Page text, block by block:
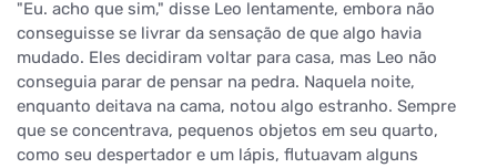
"Eu. acho que sim," disse Leo lentamente, embora não
conseguisse se livrar da sensação de que algo havia
mudado. Eles decidiram voltar para casa, mas Leo não
conseguia parar de pensar na pedra. Naquela noite,
enquanto deitava na cama, notou algo estranho. Sempre
que se concentrava, pequenos objetos em seu quarto,
como seu despertador e um lápis, flutuavam alguns